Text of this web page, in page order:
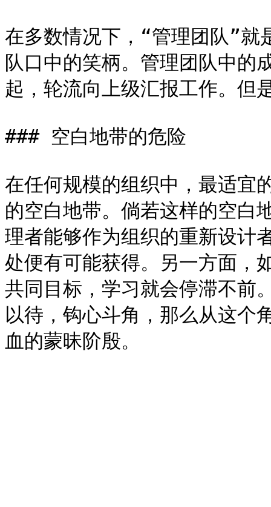
在多数情况下，“管理团队”就
队口中的笑柄。管理团队中的
起，轮流向上级汇报工作。但
### 空白地带的危险
在任何规模的组织中，最适宜
的空白地带。倘若这样的空白
理者能够作为组织的重新设计
处便有可能获得。另一方面，
共同目标，学习就会停滞不前
以待，钩心斗角，那么从这个